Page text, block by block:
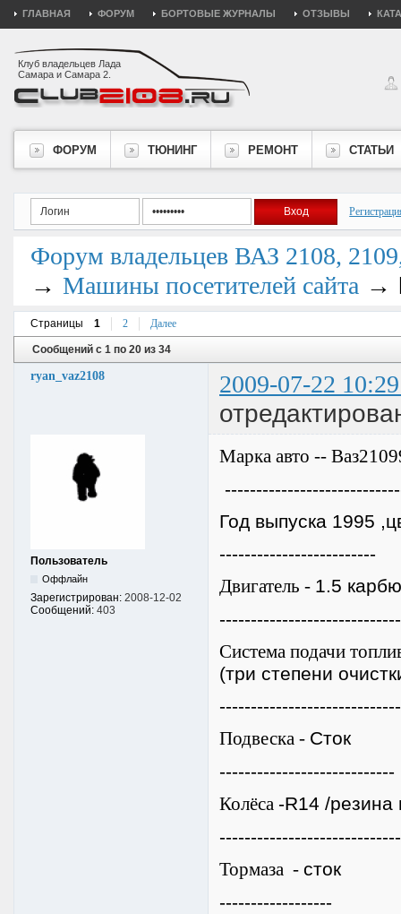
ГЛАВНАЯ ФОРУМ БОРТОВЫЕ ЖУРНАЛЫ ОТЗЫВЫ
Клуб владельцев Лада
Самара и Самара 2.
ФОРУМ ТЮНИНГ РЕМОНТ СТАТЬИ
Форум владельцев ВАЗ 2108,
→ Машины посетителей сайта →
Страницы 1 2 Далее
Сообщений с 1 по 20 из 34
ryan_vaz2108 2009-07-22
Пользователь
Оффлайн
Зарегистрирован: 2008-12-02
Сообщений: 403
Марка авто --
Год выпуска 1995
-------------------------
Двигатель - 1.5
Система подачи
(три степени
Подвеска - Сток
----------------------------
Колёса -R14 /резина
Тормаза - сток
------------------